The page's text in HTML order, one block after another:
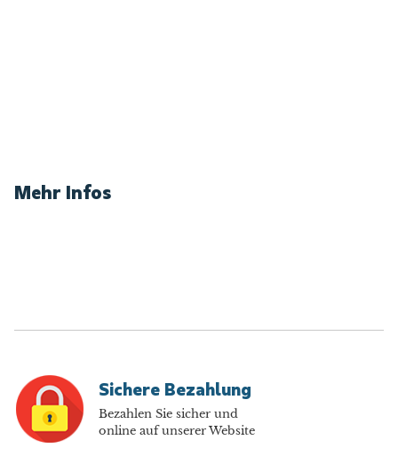
Mehr Infos
Sichere Bezahlung
Bezahlen Sie sicher und
online auf unserer Website